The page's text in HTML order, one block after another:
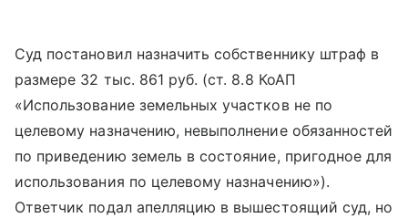
Суд постановил назначить собственнику штраф в
размере 32 тыс. 861 руб. (ст. 8.8 КоАП
«Использование земельных участков не по
целевому назначению, невыполнение обязанностей
по приведению земель в состояние, пригодное для
использования по целевому назначению»).
Ответчик подал апелляцию в вышестоящий суд, но